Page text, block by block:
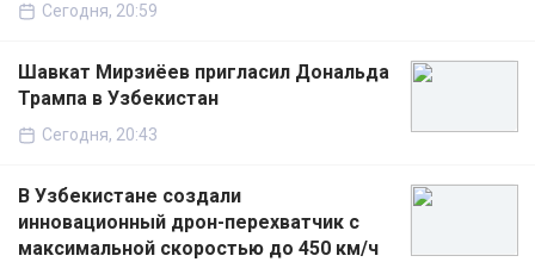
Сегодня, 20:59
Шавкат Мирзиёев пригласил Дональда
Трампа в Узбекистан
Сегодня, 20:43
В Узбекистане создали
инновационный дрон-перехватчик с
максимальной скоростью до 450 км/ч